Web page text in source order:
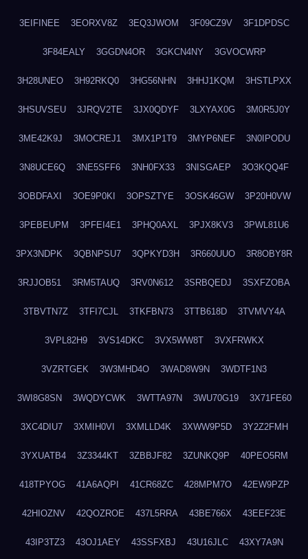
3EIFINEE 3EORXV8Z 3EQ3JWOM 3F09CZ9V 3F1DPDSC
3F84EALY 3GGDN4OR 3GKCN4NY 3GVOCWRP
3H28UNEO 3H92RKQ0 3HG56NHN 3HHJ1KQM 3HSTLPXX
3HSUVSEU 3JRQV2TE 3JX0QDYF 3LXYAX0G 3M0R5J0Y
3ME42K9J 3MOCREJ1 3MX1P1T9 3MYP6NEF 3N0IPODU
3N8UCE6Q 3NE5SFF6 3NH0FX33 3NISGAEP 3O3KQQ4F
3OBDFAXI 3OE9P0KI 3OPSZTYE 3OSK46GW 3P20H0VW
3PEBEUPM 3PFEI4E1 3PHQ0AXL 3PJX8KV3 3PWL81U6
3PX3NDPK 3QBNPSU7 3QPKYD3H 3R660UUO 3R8OBY8R
3RJJOB51 3RM5TAUQ 3RV0N612 3SRBQEDJ 3SXFZOBA
3TBVTN7Z 3TFI7CJL 3TKFBN73 3TTB618D 3TVMVY4A
3VPL82H9 3VS14DKC 3VX5WW8T 3VXFRWKX
3VZRTGEK 3W3MHD4O 3WAD8W9N 3WDTF1N3
3WI8G8SN 3WQDYCWK 3WTTA97N 3WU70G19 3X71FE60
3XC4DIU7 3XMIH0VI 3XMLLD4K 3XWW9P5D 3Y2Z2FMH
3YXUATB4 3Z3344KT 3ZBBJF82 3ZUNKQ9P 40PEO5RM
418TPYOG 41A6AQPI 41CR68ZC 428MPM7O 42EW9PZP
42HIOZNV 42QOZROE 437L5RRA 43BE766X 43EEF23E
43IP3TZ3 43OJ1AEY 43SSFXBJ 43U16JLC 43XY7A9N